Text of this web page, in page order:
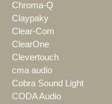
Chroma-Q
Claypaky
Clear-Com
ClearOne
Clevertouch
cma audio
Cobra Sound Light
CODA Audio